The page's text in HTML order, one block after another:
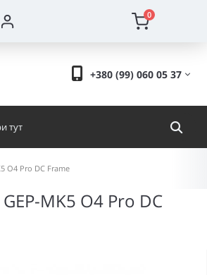
0
+380 (99) 060 05 37
O4 Pro DC Frame
MK5 O4 Pro DC